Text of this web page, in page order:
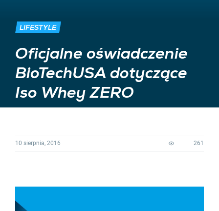
LIFESTYLE
Oficjalne oświadczenie
BioTechUSA dotyczące
Iso Whey ZERO
10 sierpnia, 2016 261